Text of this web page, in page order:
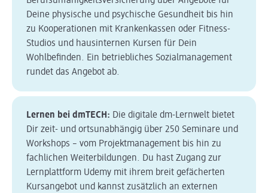
Deine physische und psychische Gesundheit bis hin
zu Kooperationen mit Krankenkassen oder Fitness-
Studios und hausinternen Kursen für Dein
Wohlbefinden. Ein betriebliches Sozialmanagement
rundet das Angebot ab.
Lernen bei dmTECH: Die digitale dm-Lernwelt bietet
Dir zeit- und ortsunabhängig über 250 Seminare und
Workshops – vom Projektmanagement bis hin zu
fachlichen Weiterbildungen. Du hast Zugang zur
Lernplattform Udemy mit ihrem breit gefächerten
Kursangebot und kannst zusätzlich an externen